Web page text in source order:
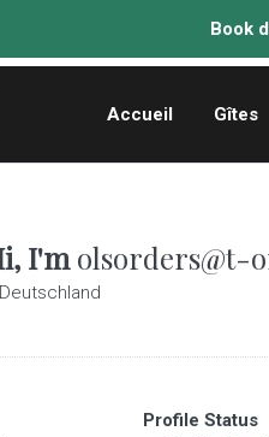
Accueil Gîtes
I'molsorders@t-
Deutschland
Profile Status